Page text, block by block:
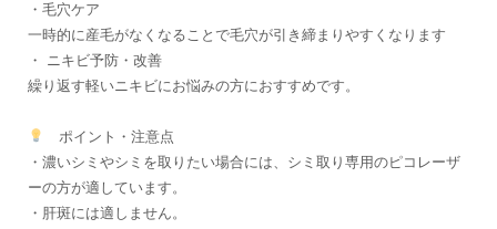
・毛穴ケア
一時的に産毛がなくなることで毛穴が引き締まりやすくなります
・ ニキビ予防・改善
繰り返す軽いニキビにお悩みの方におすすめです。
ポイント・注意点
・濃いシミやシミを取りたい場合には、シミ取り専用のピコレーザ
ーの方が適しています。
・肝斑には適しません。